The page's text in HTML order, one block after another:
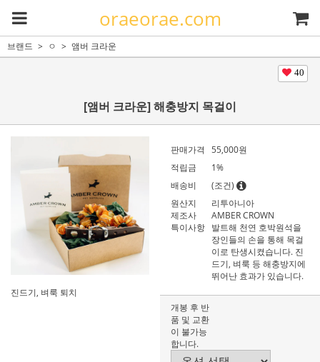
oraeorae.com
브랜드 ㅇ 앰버 크라운
40
[앰버 크라운] 해충방지 목걸이
진드기, 벼룩 퇴치
판매가격 55,000원
적립금
1%
배송비
(조건)
원산지
리투아니아
제조사
AMBER CROWN
특이사항 발트해 천연 호박원석을
장인들의 손을 통해 목걸
이로 탄생시켰습니다. 진
드기, 벼룩 등 해충방지에
뛰어난 효과가 있습니다.
개봉 후 반
품 및 교환
이 불가능
합니다.